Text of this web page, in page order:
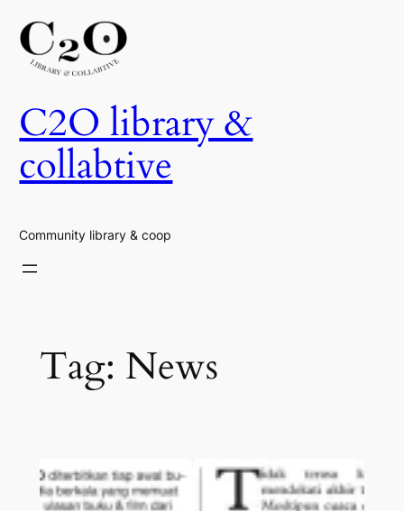
Skip
to
content
C2O library &
collabtive
Community library & coop
Tag: News